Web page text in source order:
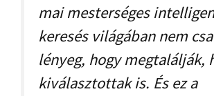
mai mesterséges
keresés világában nem
lényeg, hogy megtalálják,
kiválasztottak is. És ez a